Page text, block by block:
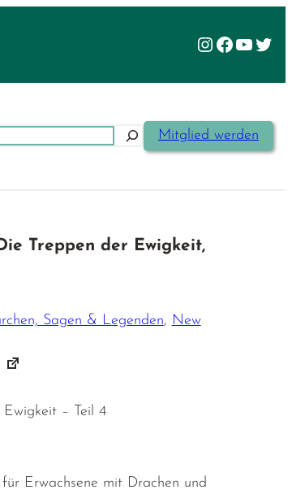
Instagram
Facebook
Mitglied werden
Treppen der Ewigkeit,
Sagen & Legenden, New
– Teil 4
Erwachsene mit Drachen und